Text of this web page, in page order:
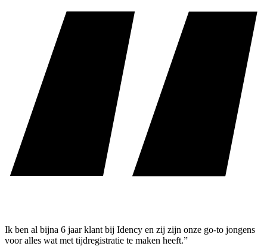
Ik ben al bijna 6 jaar klant bij Idency en zij zijn onze go-to jongens
voor alles wat met tijdregistratie te maken heeft.”